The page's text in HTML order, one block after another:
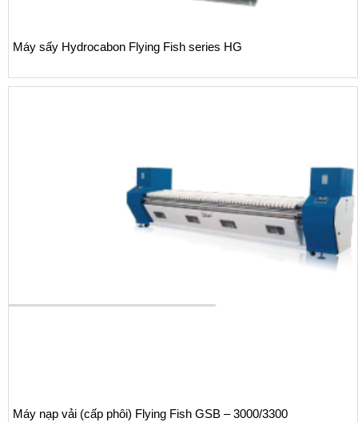
Máy sấy Hydrocabon Flying Fish series HG
Máy nạp vải (cấp phôi) Flying Fish GSB – 3000/3300